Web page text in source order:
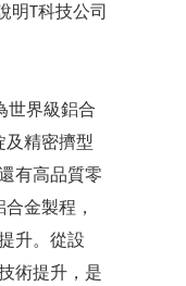
明T科技公司
世界級鋁合
及精密擠型
有高品質零
金製程，
升。從設
術提升，是